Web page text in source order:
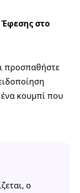
στο
προσπαθήστε
κουμπί που
ο